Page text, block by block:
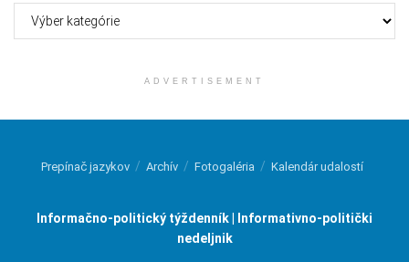
ADVERTISEMENT
Prepínač jazykov Archív Fotogaléria Kalendár udalostí
Informačno-politický týždenník | Informativno-politički
nedeljnik